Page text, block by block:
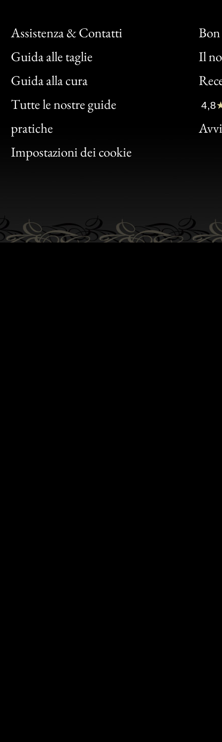
Assistenza & Contatti
Guida alle taglie
Guida alla cura
Tutte le nostre guide
pratiche
Impostazioni dei cookie
Il
Bon
Clic
Bon
4,8